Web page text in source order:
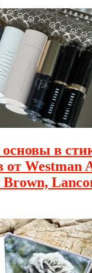
в
от Westman
Brown,